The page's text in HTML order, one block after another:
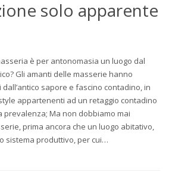
solo apparente
è per antonomasia un luogo dal
Gli amanti delle masserie hanno
sapore e fascino contadino, in
appartenenti ad un retaggio contadino
prevalenza; Ma non dobbiamo mai
prima ancora che un luogo abitativo,
sistema produttivo, per cui…